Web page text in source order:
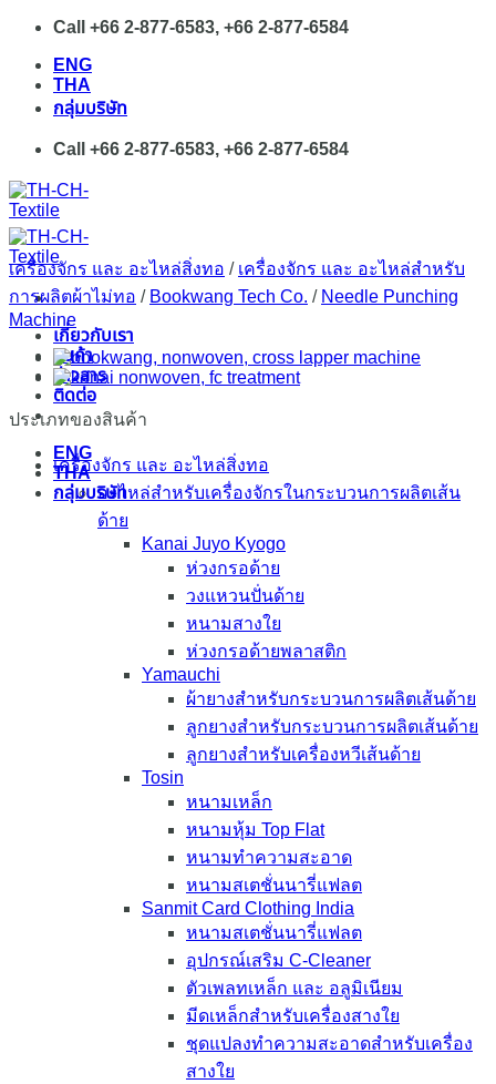
Skip
content
Call +66 2-877-6583, +66 2-877-6584
ENG
THA
กลุ่มบริษัท
Call +66 2-877-6583, +66 2-877-6584
เกี่ยวกับเรา
สินค้า
ข่าวสาร
ติดต่อ
ENG
THA
กลุ่มบริษัท
เครื่องจักร และ อะไหล่สิ่งทอ / เครื่องจักร และ อะไหล่สำหรับ
การผลิตผ้าไม่ทอ / Bookwang Tech Co. / Needle Punching
Machine
ประเภทของสินค้า
เครื่องจักร และ อะไหล่สิ่งทอ
อะไหล่สำหรับเครื่องจักรในกระบวนการผลิตเส้น
ด้าย
Kanai Juyo Kyogo
ห่วงกรอด้าย
วงแหวนปั่นด้าย
หนามสางใย
ห่วงกรอด้ายพลาสติก
Yamauchi
ผ้ายางสำหรับกระบวนการผลิตเส้นด้าย
ลูกยางสำหรับกระบวนการผลิตเส้นด้าย
ลูกยางสำหรับเครื่องหวีเส้นด้าย
Tosin
หนามเหล็ก
หนามหุ้ม Top Flat
หนามทำความสะอาด
หนามสเตชั่นนารี่แฟลต
Sanmit Card Clothing India
หนามสเตชั่นนารี่แฟลต
อุปกรณ์เสริม C-Cleaner
ตัวเพลทเหล็ก และ อลูมิเนียม
มีดเหล็กสำหรับเครื่องสางใย
ชุดแปลงทำความสะอาดสำหรับเครื่อง
สางใย